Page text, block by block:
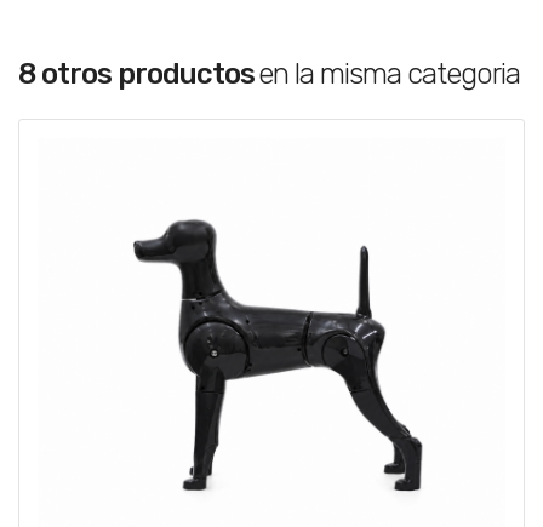
8 otros productosen la misma categoria